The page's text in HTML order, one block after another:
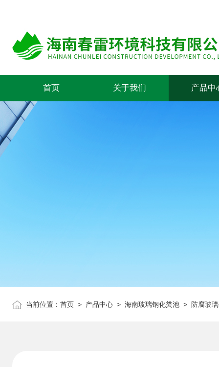
首页 关于我们 产品中
当前位置： 首页 > 产品中心 > 海南玻璃钢化粪池 > 防腐玻